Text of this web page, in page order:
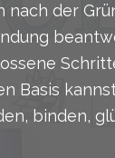
nach der
Basis
binden,